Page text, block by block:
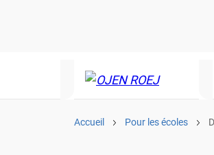
Accueil Pour les écoles